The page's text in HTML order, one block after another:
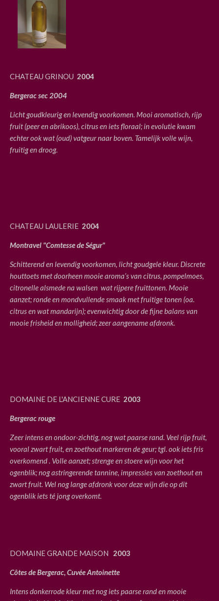
CHATEAU GRINOU 2004
Bergerac sec 2004
Licht goudkleurig en levendig voorkomen. Mooi aromatisch, rijp
fruit (peer en abrikoos), citrus en iets floraal; in evolutie kwam
echter ook wat (oud) vatgeur naar boven. Tamelijk volle wijn,
fruitig en droog.
CHATEAU LAULERIE 2004
Montravel "Comtesse de Ségur"
Schitterend en levendig voorkomen, licht goudgele kleur. Discrete
houttoets met doorheen mooie aroma’s van citrus, pompelmoes,
citronelle alsmede na walsen wat rijpere fruittonen. Mooie
aanzet; ronde en mondvullende smaak met fruitige tonen (oa.
citrus en wat mandarijn); evenwichtig door de fijne balans van
mooie frisheid en molligheid; zeer aangename afdronk.
DOMAINE DE L'ANCIENNE CURE 2003
Bergerac rouge
Zeer intens en ondoor-zichtig, nog wat paarse rand. Veel rijp fruit,
vooral zwart fruit, en zoethout markeren de geur; tgl. ook iets fris
overkomend . Volle aanzet; strenge en stoere wijn voor het
ogenblik; nog astringerende tannine, impressies van zoethout en
zwart fruit. Wel nog lange afdronk voor deze wijn die op dit
ogenblik iets té jong overkomt.
DOMAINE GRANDE MAISON 2003
Côtes de Bergerac, Cuvée Antoinette
Intens donkerrode kleur met nog iets paarse rand en mooie